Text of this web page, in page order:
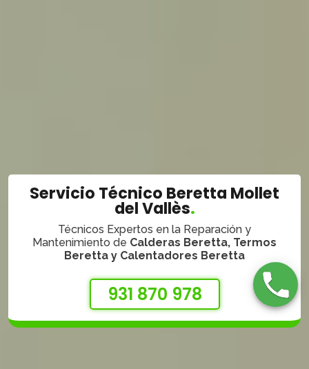
Servicio Técnico Beretta Mollet
del Vallès.
Técnicos Expertos en la Reparación y
Mantenimiento de Calderas Beretta, Termos
Beretta y Calentadores Beretta
931 870 978